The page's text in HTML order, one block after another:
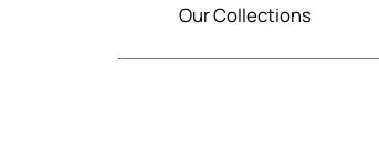
Our Collections